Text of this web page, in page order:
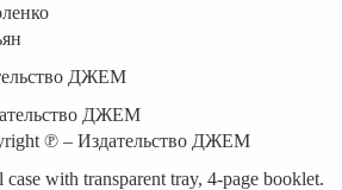
ДЖЕМ
ДЖЕМ
℗ – Издательство ДЖЕМ
case with transparent tray, 4-page booklet.